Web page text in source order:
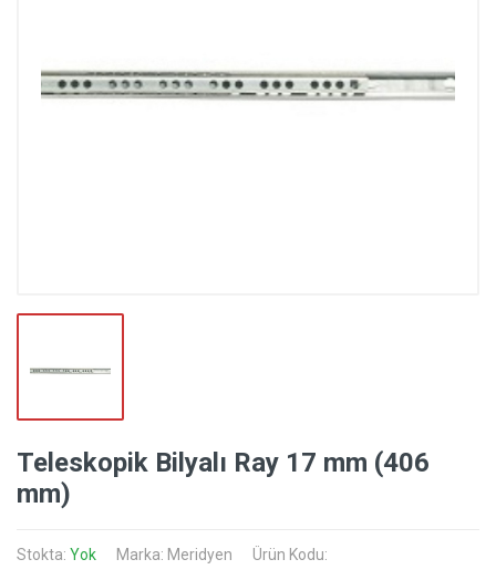
Teleskopik Bilyalı Ray 17 mm (406
mm)
Stokta: Yok Marka: Meridyen Ürün Kodu: